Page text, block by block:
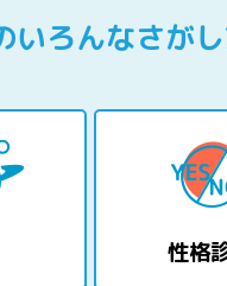
いろんなさが
性格